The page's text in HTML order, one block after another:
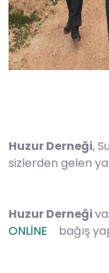
Huzur Derneği,
sizlerden gelen
Huzur Derneği
ONLİNE
bağış